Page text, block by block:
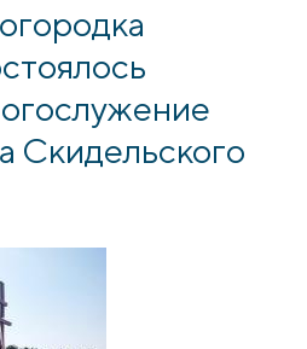
Скидельского